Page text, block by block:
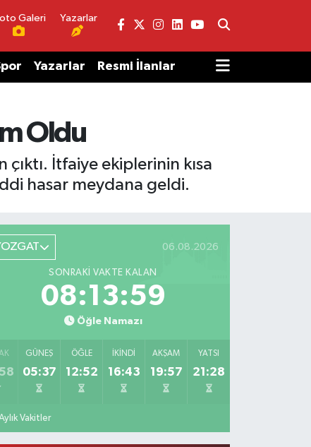
Galeri Yazarlar
Yazarlar Resmi İlanlar
Oldu
İtfaiye ekiplerinin kısa
hasar meydana geldi.
06.08.2026
SONRAKI VAKTE KALAN
08:13:59
Öğle Namazı
GÜNEŞ
05:37
ÖĞLE
12:52
İKINDI
16:43
AKŞAM
19:57
YATSI
21:28
Vakitler